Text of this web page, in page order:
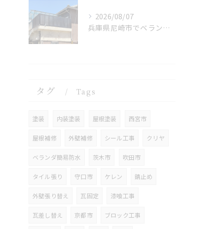
2026/08/07
兵庫県尼崎市でベランダリフォームを完工しました。
タグ Tags
塗装 内装塗装 屋根塗装 西宮市
屋根補修 外壁補修 シール工事 クリヤ
ベランダ簡易防水 茨木市 吹田市
タイル張り 守口市 ケレン 錆止め
外壁張り替え 瓦固定 漆喰工事
瓦差し替え 京都市 ブロック工事